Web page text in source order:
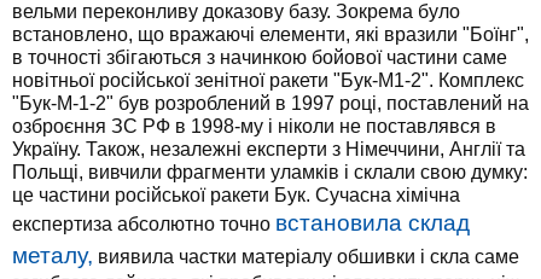
вельми переконливу доказову базу. Зокрема було
встановлено, що вражаючі елементи, які вразили "Боїнг",
в точності збігаються з начинкою бойової частини саме
новітньої російської зенітної ракети "Бук-М1-2". Комплекс
"Бук-М-1-2" був розроблений в 1997 році, поставлений на
озброєння ЗС РФ в 1998-му і ніколи не поставлявся в
Україну. Також, незалежні експерти з Німеччини, Англії та
Польщі, вивчили фрагменти уламків і склали свою думку:
це частини російської ракети Бук. Сучасна хімічна
експертиза абсолютно точно встановила склад
металу, виявила частки матеріалу обшивки і скла саме